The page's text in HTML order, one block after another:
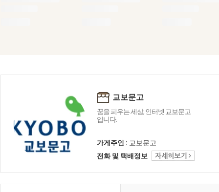
교보문고
꿈을 피우는 세상, 인터넷 교보문고
입니다.
가게주인 : 교보문고
전화 및 택배정보